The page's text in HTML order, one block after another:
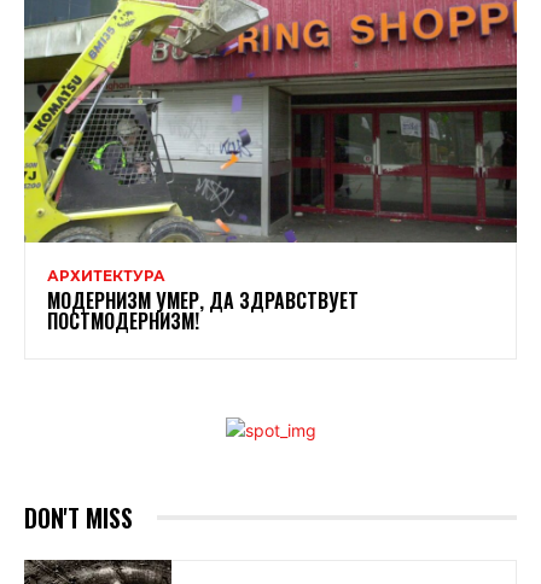
АРХИТЕКТУРА
МОДЕРНИЗМ УМЕР, ДА ЗДРАВСТВУЕТ
ПОСТМОДЕРНИЗМ!
DON'T MISS